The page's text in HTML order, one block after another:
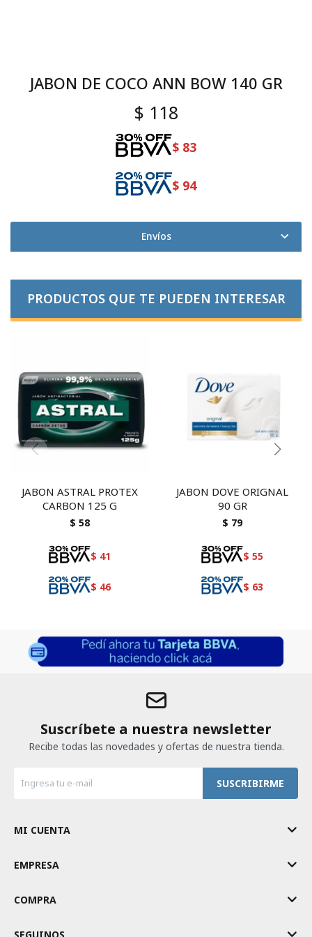
JABON DE COCO ANN BOW 140 GR
$ 118
$ 83
$ 94
Envíos
PRODUCTOS QUE TE PUEDEN INTERESAR
JABON ASTRAL PROTEX
CARBON 125 G
$ 58
$ 41
$ 46
JABON DOVE ORIGNAL
90 GR
$ 79
$ 55
$ 63
Suscríbete a nuestra newsletter
Recibe todas las novedades y ofertas de nuestra tienda.
SUSCRIBIRME
MI CUENTA
EMPRESA
COMPRA